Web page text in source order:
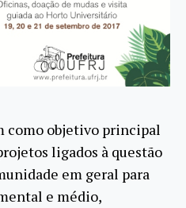
como objetivo principal
ligados à questão
em geral para
e médio,